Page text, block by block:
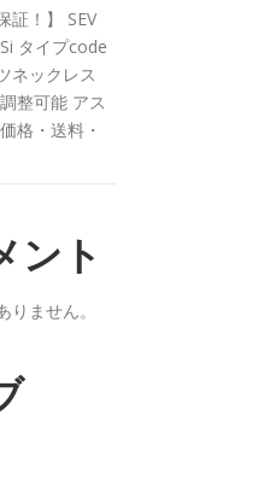
証！】 SEV
タイプcode
ネックレス
整可能 アス
格・送料・
ント
ません。